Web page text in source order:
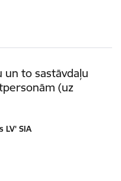
un to sastāvdaļu
(uz
LV' SIA